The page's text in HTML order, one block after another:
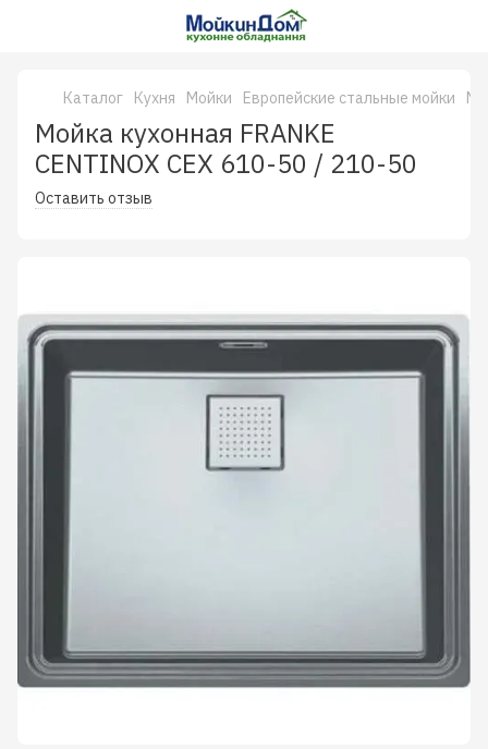
Каталог Кухня Мойки Европейские стальные мойки
Мойка кухонная FRANKE
CENTINOX CEX 610-50 / 210-50
Оставить отзыв